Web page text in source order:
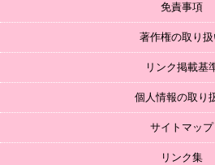
免責事項
著作権の取り
リンク掲載基
個人情報の取り
サイトマップ
リンク集